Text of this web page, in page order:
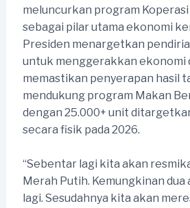
meluncurkan program
sebagai pilar utama ekonomi
Presiden menargetkan
untuk menggerakkan ekonomi
memastikan penyerapan hasil
mendukung program Makan
dengan 25.000+ unit
secara fisik pada 2026.
“Sebentar lagi kita akan
Merah Putih. Kemungkinan dua
lagi. Sesudahnya kita akan